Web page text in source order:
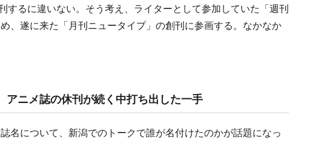
するに違いない。そう考え、ライターとして参加していた「週刊
、遂に来た「月刊ニュータイプ」の創刊に参画する。なかなか
ニメ誌の休刊が続く中打ち出した一手
名について、新潟でのトークで誰が名付けたのかが話題になっ